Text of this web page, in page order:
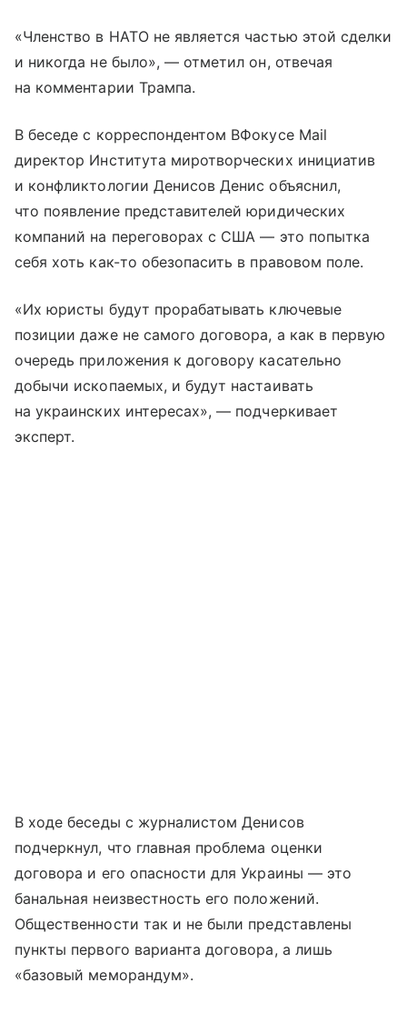
«Членство в НАТО не является частью этой сделки
и никогда не было», — отметил он, отвечая
на комментарии Трампа.
В беседе с корреспондентом ВФокусе Mail
директор Института миротворческих инициатив
и конфликтологии Денисов Денис объяснил,
что появление представителей юридических
компаний на переговорах с США — это попытка
себя хоть как-то обезопасить в правовом поле.
«Их юристы будут прорабатывать ключевые
позиции даже не самого договора, а как в первую
очередь приложения к договору касательно
добычи ископаемых, и будут настаивать
на украинских интересах», — подчеркивает
эксперт.
В ходе беседы с журналистом Денисов
подчеркнул, что главная проблема оценки
договора и его опасности для Украины — это
банальная неизвестность его положений.
Общественности так и не были представлены
пункты первого варианта договора, а лишь
«базовый меморандум».